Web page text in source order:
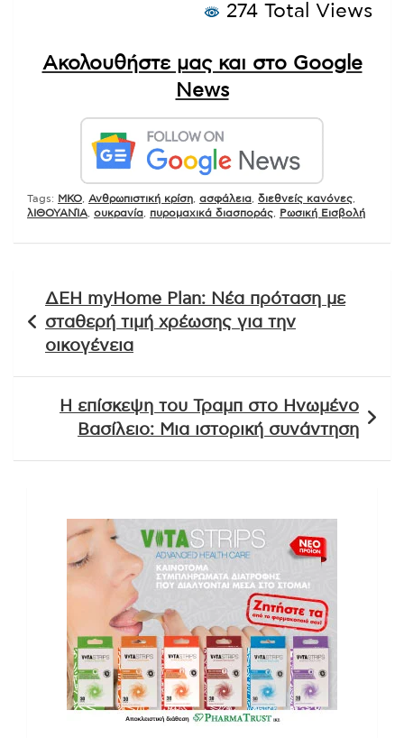
274 Total Views
Ακολουθήστε μας και στο Google
News
Tags: MKO Ανθρωπιστική κρίση ασφάλεια διεθνείς κανόνες
λΙΘΟΥΑΝΊΑ ουκρανία πυρομαχικά διασποράς Ρωσική Εισβολή
άρθρων
ΔΕΗ myHome Plan: Νέα πρόταση με
σταθερή τιμή χρέωσης για την
οικογένεια
Η επίσκεψη του Τραμπ στο Ηνωμένο
Βασίλειο: Μια ιστορική συνάντηση